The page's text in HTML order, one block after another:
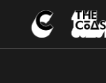
content